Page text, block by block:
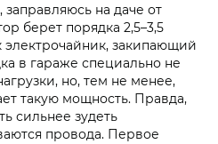
на даче от
берет порядка 2,5–3,5
электрочайник, закипающий
в гараже специально не
но, тем не менее,
такую мощность. Правда,
сильнее зудеть
провода. Первое